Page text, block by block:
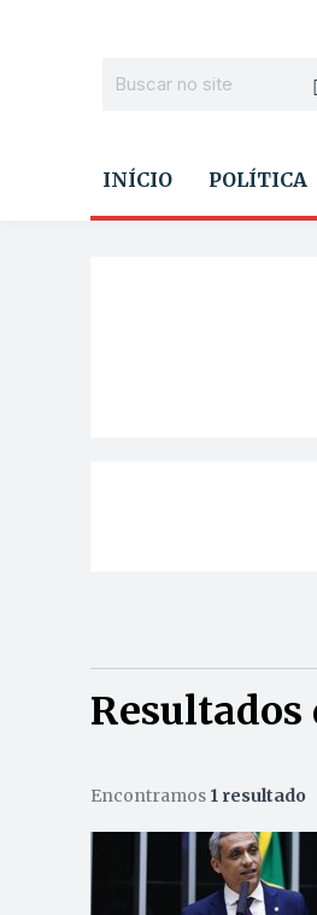
INÍCIO POLÍTICA
Encontramos 1 resultado